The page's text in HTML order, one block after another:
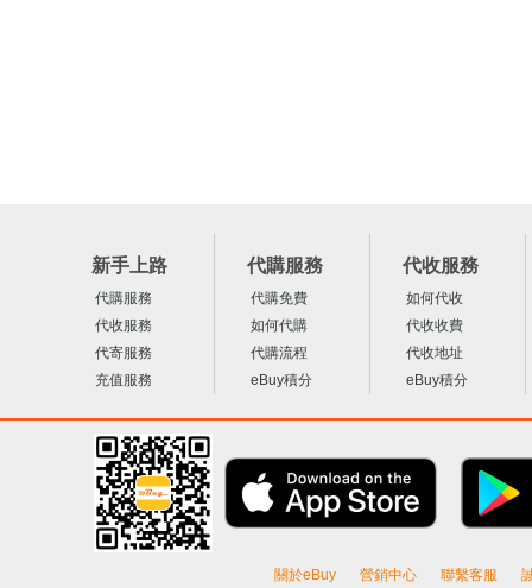
新手上路
代購服務
代收服務
代寄服務
充值服務
代購服務
代購免費
如何代購
代購流程
eBuy積分
代收服務
如何代收
代收收費
代收地址
eBuy積分
關於eBuy 營銷中心 聯繫客服